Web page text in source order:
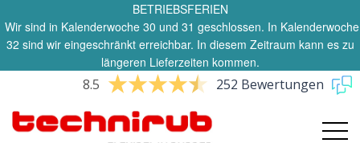
BETRIEBSFERIEN
Wir sind in Kalenderwoche 30 und 31 geschlossen. In Kalenderwoche
32 sind wir eingeschränkt erreichbar. In diesem Zeitraum kann es zu
längeren Lieferzeiten kommen.
8.5 252 Bewertungen